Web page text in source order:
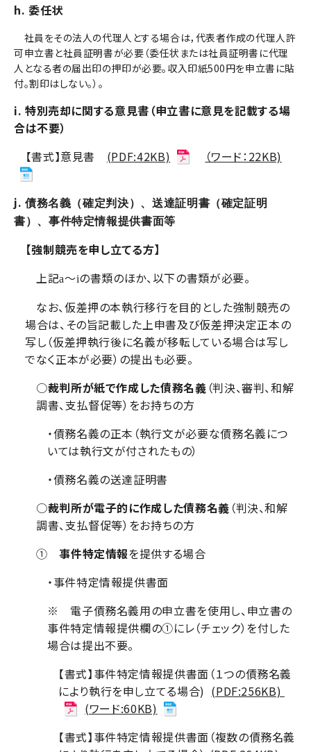
h. 委任状
社員をその法人の代理人とする場合は，代表者作成の代理人許
可申立書と社員証明書が必要（委任状または社員証明書に代理
人となる者の届出印の押印が必要。収入印紙500円を申立書に貼
付。割印はしない。）。
i. 特別売却に関する意見書（申立書に意見を記載する場
合は不要）
【書式】意見書 (PDF:42KB) （ワード：22KB)
j. 債務名義（確定判決）、送達証明書（確定証明
書）、事件特定情報提供書面等
【強制競売を申し立てる方】
上記a～iの書類のほか、以下の書類が必要。
なお、仮差押の本執行移行を目的とした強制競売の
場合は、その旨記載した上申書及び仮差押決定正本の
写し（仮差押執行後に名義が移転している場合は写し
でなく正本が必要）の提出も必要。
○裁判所が紙で作成した債務名義 （判決、審判、和解
調書、支払督促等）をお持ちの方
・債務名義の正本（執行文が必要な債務名義につ
いては執行文が付されたもの）
・債務名義の送達証明書
○裁判所が電子的に作成した債務名義 （判決、和解
調書、支払督促等）をお持ちの方
①事件特定情報を提供する場合
・事件特定情報提供書面
※ 電子債務名義用の申立書を使用し、申立書の
事件特定情報提供欄の①にレ（チェック）を付した
場合は提出不要。
【書式】事件特定情報提供書面（１つの債務名義
により執行を申し立てる場合) (PDF:256KB)
(ワード:60KB)
【書式】事件特定情報提供書面（複数の債務名義